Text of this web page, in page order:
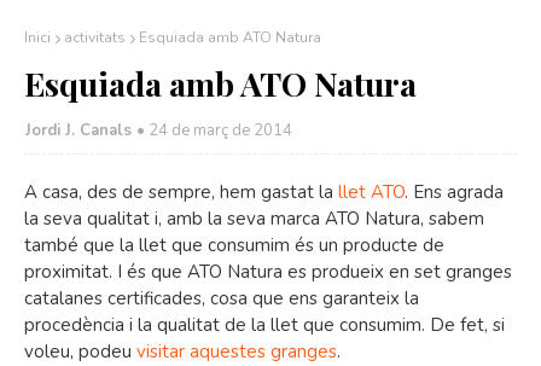
Inici activitats Esquiada amb ATO Natura
Esquiada amb ATO Natura
Jordi J. Canals • 24 de març de 2014
A casa, des de sempre, hem gastat la llet ATO. Ens agrada
la seva qualitat i, amb la seva marca ATO Natura, sabem
també que la llet que consumim és un producte de
proximitat. I és que ATO Natura es produeix en set granges
catalanes certificades, cosa que ens garanteix la
procedència i la qualitat de la llet que consumim. De fet, si
voleu, podeu visitar aquestes granges.